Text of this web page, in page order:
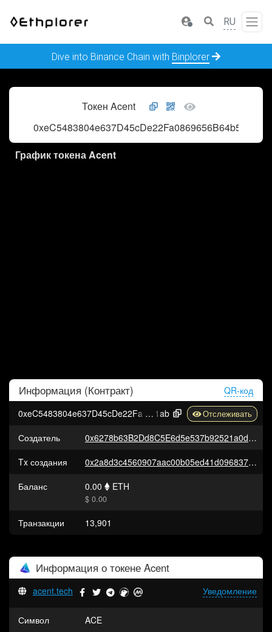
RU
Dive into Binance Chain with Binplorer
Токен Acent
0xeC5483804e637D45cDe22Fa0869656B64b5AB1ab
График токена Acent
Информация (Контракт)
QR-код
0xeC5483804e637D45cDe22Fa0869656B64b5AB
1ab
Создатель
0x6278b63B2Dd8C5E6d5e537b92521a0da5fF6eD09
Tx создания
0x2a8d3c4560907aac00b05ed41d0968370575dc1e63627a8c2ca7403fe1adc81b
Баланс
0.00 ETH
$ 0.00
Транзакции 13,901
Информация о токене Acent
Уведомление
acent.tech
Символ
ACE